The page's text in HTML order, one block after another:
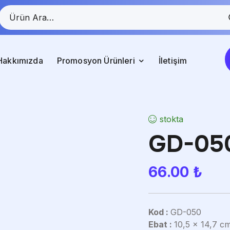
Promosyon Ürünleri İletişim
stokta
GD-
66.00 ₺
Kod : GD-050
Ebat : 10,5 x 14,7 cm